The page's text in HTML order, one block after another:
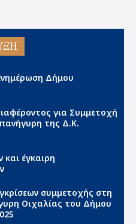
Δήμου
για Συμμετοχή
της Δ.Κ.
και έγκαιρη
συμμετοχής στη
Οιχαλίας του Δήμου